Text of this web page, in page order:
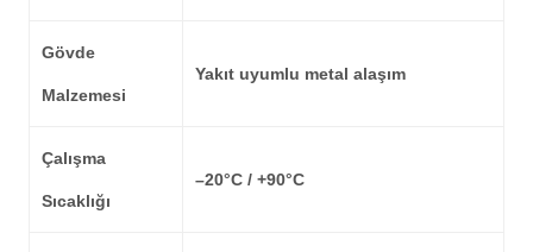
Gövde
Malzemesi
Yakıt uyumlu metal alaşım
Çalışma
Sıcaklığı
–20°C / +90°C